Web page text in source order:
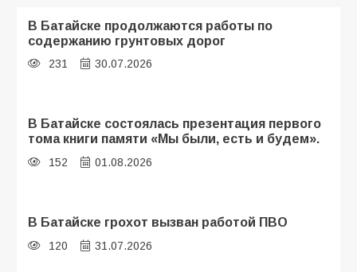
В Батайске продолжаются работы по
содержанию грунтовых дорог
231 30.07.2026
В Батайске состоялась презентация первого
тома книги памяти «Мы были, есть и будем».
152 01.08.2026
В Батайске грохот вызван работой ПВО
120 31.07.2026